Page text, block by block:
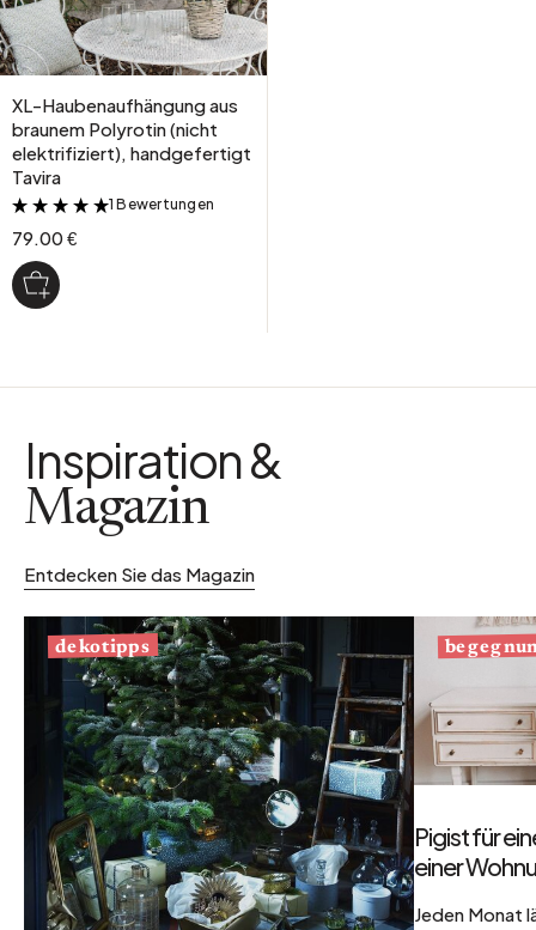
XL-Haubenaufhängung aus
braunem Polyrotin (nicht
elektrifiziert), handgefertigt
Tavira
&
1 Bewertungen
79.00 €
Inspiration &
Magazin
Entdecken Sie das Magazin
dekotipps
Pigist für
einer
Jeden Monat